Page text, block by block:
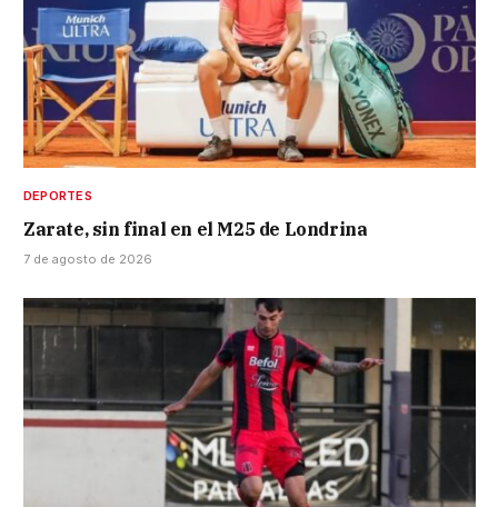
DEPORTES
Zarate, sin final en el M25 de Londrina
7 de agosto de 2026